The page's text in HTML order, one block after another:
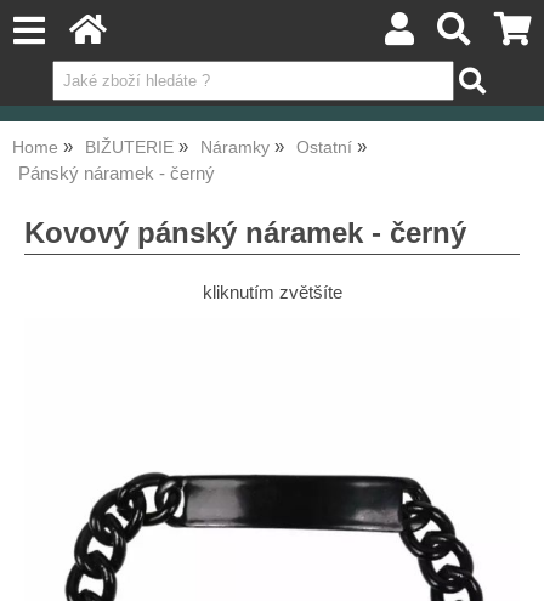
Home BIŽUTERIE Náramky Ostatní
Pánský náramek - černý
Kovový pánský náramek - černý
kliknutím zvětšíte